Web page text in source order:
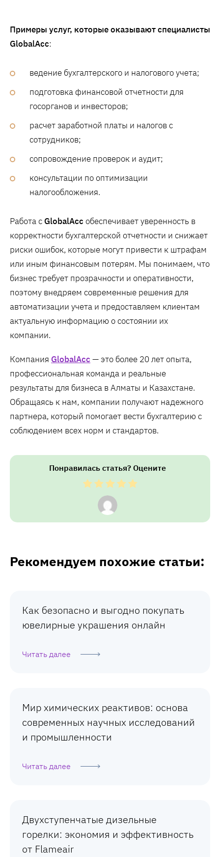
Примеры услуг, которые оказывают специалисты
GlobalAcc:
ведение бухгалтерского и налогового учета;
подготовка финансовой отчетности для
госорганов и инвесторов;
расчет заработной платы и налогов с
сотрудников;
сопровождение проверок и аудит;
консультации по оптимизации
налогообложения.
Работа с GlobalAcc обеспечивает уверенность в
корректности бухгалтерской отчетности и снижает
риски ошибок, которые могут привести к штрафам
или иным финансовым потерям. Мы понимаем, что
бизнес требует прозрачности и оперативности,
поэтому внедряем современные решения для
автоматизации учета и предоставляем клиентам
актуальную информацию о состоянии их
компании.
Компания GlobalAcc — это более 20 лет опыта,
профессиональная команда и реальные
результаты для бизнеса в Алматы и Казахстане.
Обращаясь к нам, компании получают надежного
партнера, который помогает вести бухгалтерию с
соблюдением всех норм и стандартов.
Понравилась статья? Оцените
Рекомендуем похожие статьи:
Как безопасно и выгодно покупать
ювелирные украшения онлайн
Читать далее
Мир химических реактивов: основа
современных научных исследований
и промышленности
Читать далее
Двухступенчатые дизельные
горелки: экономия и эффективность
от Flameair